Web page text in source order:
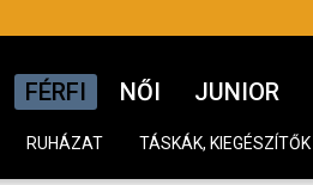
FÉRFI NŐI JUNIOR
RUHÁZAT TÁSKÁK, KIEGÉSZÍTŐK